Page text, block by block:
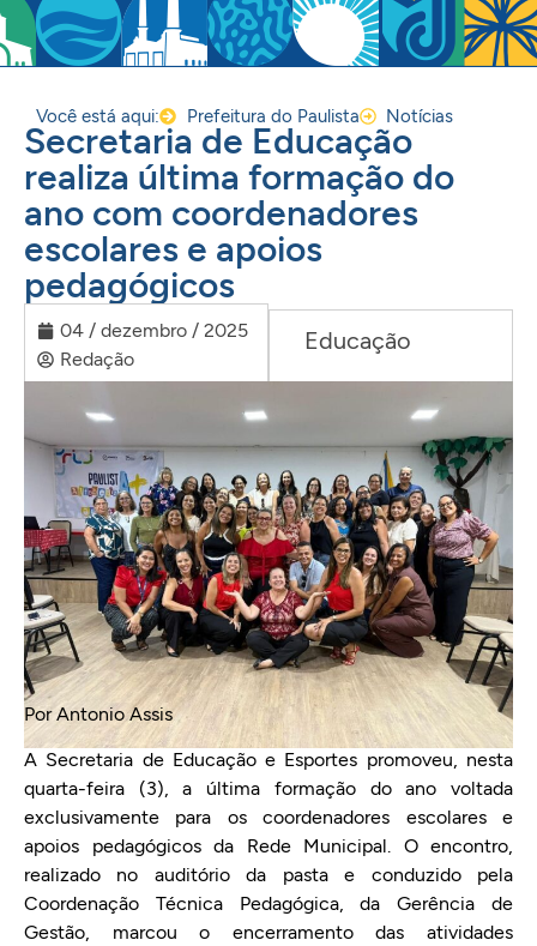
Você está aqui: Prefeitura do Paulista Notícias
Secretaria de Educação
realiza última formação do
ano com coordenadores
escolares e apoios
pedagógicos
04 / dezembro / 2025
Redação
Educação
Por Antonio Assis
A Secretaria de Educação e Esportes promoveu, nesta
quarta-feira (3), a última formação do ano voltada
exclusivamente para os coordenadores escolares e
apoios pedagógicos da Rede Municipal. O encontro,
realizado no auditório da pasta e conduzido pela
Coordenação Técnica Pedagógica, da Gerência de
Gestão, marcou o encerramento das atividades